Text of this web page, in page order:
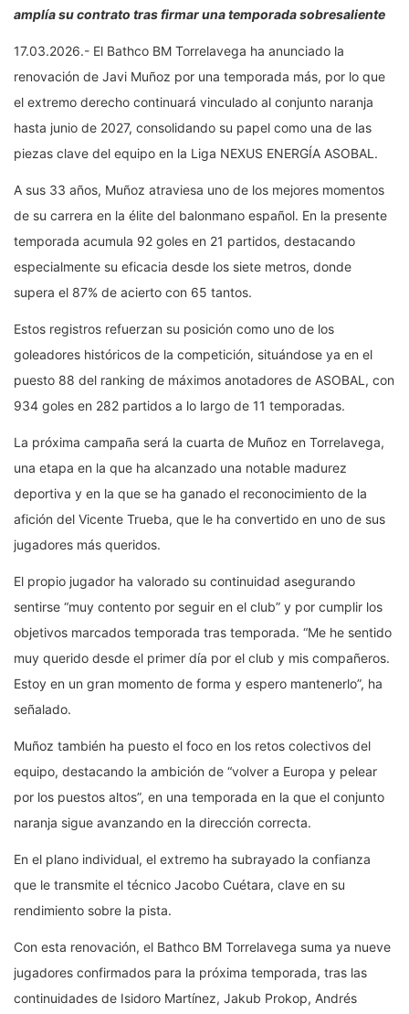
amplía su contrato tras firmar una temporada sobresaliente
17.03.2026.- El Bathco BM Torrelavega ha anunciado la
renovación de Javi Muñoz por una temporada más, por lo que
el extremo derecho continuará vinculado al conjunto naranja
hasta junio de 2027, consolidando su papel como una de las
piezas clave del equipo en la Liga NEXUS ENERGÍA ASOBAL.
A sus 33 años, Muñoz atraviesa uno de los mejores momentos
de su carrera en la élite del balonmano español. En la presente
temporada acumula 92 goles en 21 partidos, destacando
especialmente su eficacia desde los siete metros, donde
supera el 87% de acierto con 65 tantos.
Estos registros refuerzan su posición como uno de los
goleadores históricos de la competición, situándose ya en el
puesto 88 del ranking de máximos anotadores de ASOBAL, con
934 goles en 282 partidos a lo largo de 11 temporadas.
La próxima campaña será la cuarta de Muñoz en Torrelavega,
una etapa en la que ha alcanzado una notable madurez
deportiva y en la que se ha ganado el reconocimiento de la
afición del Vicente Trueba, que le ha convertido en uno de sus
jugadores más queridos.
El propio jugador ha valorado su continuidad asegurando
sentirse “muy contento por seguir en el club” y por cumplir los
objetivos marcados temporada tras temporada. “Me he sentido
muy querido desde el primer día por el club y mis compañeros.
Estoy en un gran momento de forma y espero mantenerlo”, ha
señalado.
Muñoz también ha puesto el foco en los retos colectivos del
equipo, destacando la ambición de “volver a Europa y pelear
por los puestos altos”, en una temporada en la que el conjunto
naranja sigue avanzando en la dirección correcta.
En el plano individual, el extremo ha subrayado la confianza
que le transmite el técnico Jacobo Cuétara, clave en su
rendimiento sobre la pista.
Con esta renovación, el Bathco BM Torrelavega suma ya nueve
jugadores confirmados para la próxima temporada, tras las
continuidades de Isidoro Martínez, Jakub Prokop, Andrés